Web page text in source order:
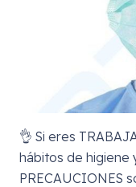
👌 Si eres
hábitos de higiene
PRECAUCIONES